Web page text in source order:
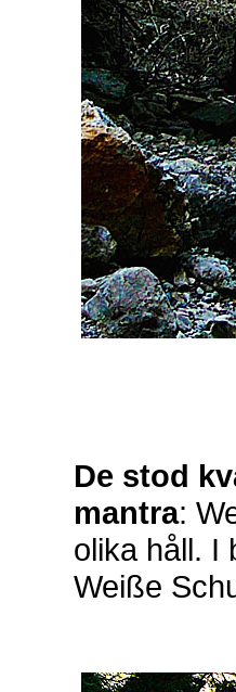
De stod
mantra:
olika håll. I
Weiße